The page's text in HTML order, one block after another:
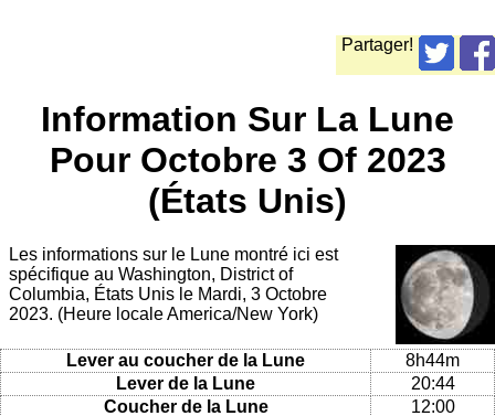
Partager!
Information Sur La Lune
Pour Octobre 3 Of 2023
(États Unis)
Les informations sur le Lune montré ici est
spécifique au Washington, District of
Columbia, États Unis le Mardi, 3 Octobre
2023. (Heure locale America/New York)
Lever au coucher de la Lune
8h44m
Lever de la Lune
20:44
Coucher de la Lune
12:00